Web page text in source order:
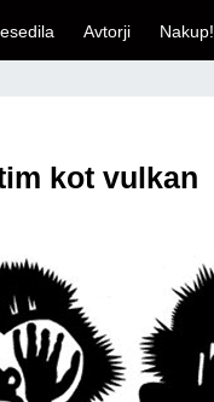
Avtorji Nakup!
kot vulkan